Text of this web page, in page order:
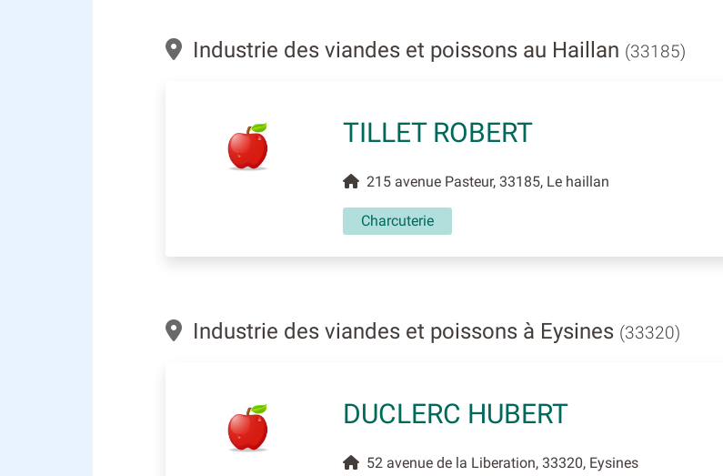
Industrie des viandes et poissons au Haillan (33185)
TILLET ROBERT
215 avenue Pasteur, 33185, Le haillan
Charcuterie
Industrie des viandes et poissons à Eysines (33320)
DUCLERC HUBERT
52 avenue de la Liberation, 33320, Eysines